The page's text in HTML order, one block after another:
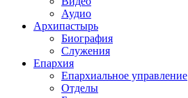
Аудио
Архипастырь
Биография
Служения
Епархия
Епархиальное управление
Отделы